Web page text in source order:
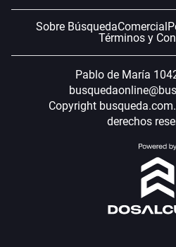
Sobre BúsquedaComercial
Términos y
Pablo de María
Copyright
derechos